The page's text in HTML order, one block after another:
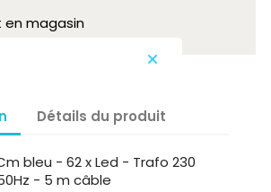
en magasin
Détails du produit
bleu - 62 x Led - Trafo 230
- 5 m câble